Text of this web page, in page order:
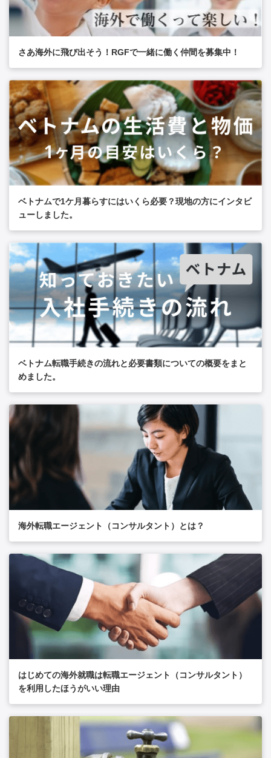
さあ海外に飛び出そう！RGFで一緒に働く仲間を募集中！
ベトナムで1ケ月暮らすにはいくら必要？現地の方にインタビ
ューしました。
ベトナム転職手続きの流れと必要書類についての概要をまと
めました。
海外転職エージェント（コンサルタント）とは？
はじめての海外就職は転職エージェント（コンサルタント）
を利用したほうがいい理由